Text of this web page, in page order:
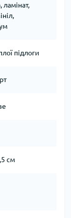
ламінат,
підлоги
см